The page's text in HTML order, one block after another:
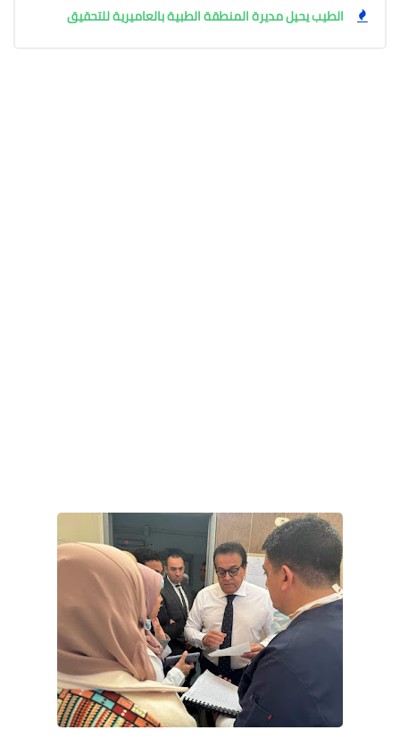
الطيب يحيل مديرة المنطقة الطبية بالعاميرية للتحقيق